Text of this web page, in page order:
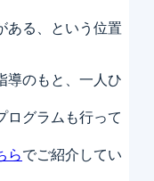
ある、という位置
導のもと、一人ひ
ログラムも行って
らでご紹介してい